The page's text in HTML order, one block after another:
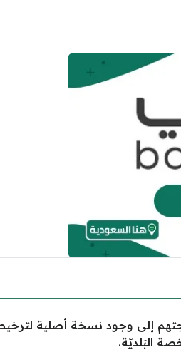
إلى وجود نسخة أصلية
البَلديّة.